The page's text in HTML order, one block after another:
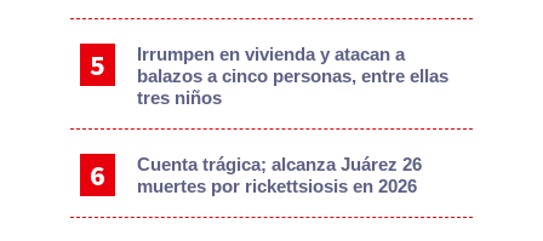
Irrumpen en vivienda y atacan a
balazos a cinco personas, entre ellas
tres niños
Cuenta trágica; alcanza Juárez 26
muertes por rickettsiosis en 2026